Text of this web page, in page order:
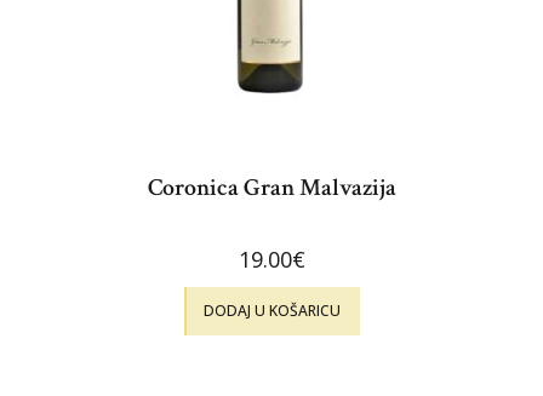
Coronica Gran Malvazija
19.00€
DODAJ U KOŠARICU